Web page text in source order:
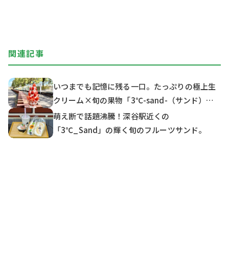
関連記事
いつまでも記憶に残る一口。たっぷりの極上生
クリーム×旬の果物「3℃-sand-（サンド）」
でいちごスイーツを味わう
萌え断で話題沸騰！深谷駅近くの
「3℃_Sand」の輝く旬のフルーツサンド。